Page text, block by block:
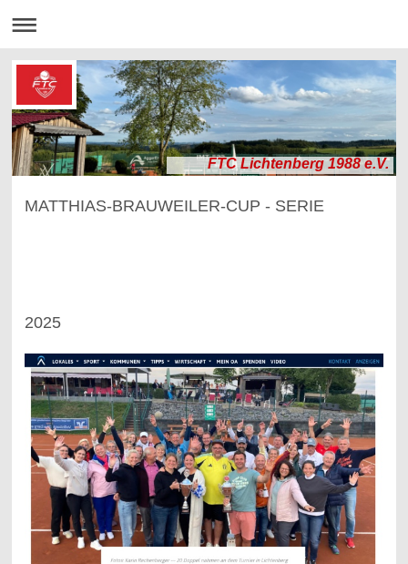
FTC Lichtenberg 1988 e.V.
MATTHIAS-BRAUWEILER-CUP - SERIE
2025